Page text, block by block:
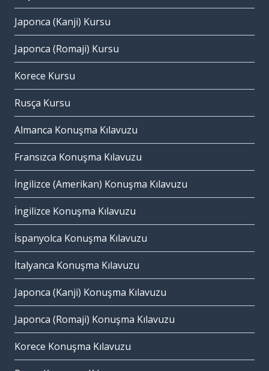
Japonca (Kanji) Kursu
Japonca (Romaji) Kursu
Korece Kursu
Rusça Kursu
Almanca Konuşma Kılavuzu
Fransızca Konuşma Kılavuzu
İngilizce (Amerikan) Konuşma Kılavuzu
İngilizce Konuşma Kılavuzu
İspanyolca Konuşma Kılavuzu
İtalyanca Konuşma Kılavuzu
Japonca (Kanji) Konuşma Kılavuzu
Japonca (Romaji) Konuşma Kılavuzu
Korece Konuşma Kılavuzu